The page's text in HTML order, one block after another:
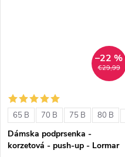
€29,99
–22 %
65 B 70 B 75 B 80 B
Dámska podprsenka -
korzetová - push-up - Lormar